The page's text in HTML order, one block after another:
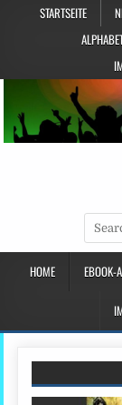
STARTSEITE
Search
for:
HOME EBOOK-